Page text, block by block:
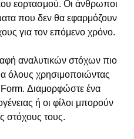
εορτασμού. Οι άνθρωποι
που δεν θα εφαρμόζουν
για τον επόμενο χρόνο.
αναλυτικών στόχων πιο
όλους χρησιμοποιώντας
Διαμορφώστε ένα
ή οι φίλοι μπορούν
στόχους τους.